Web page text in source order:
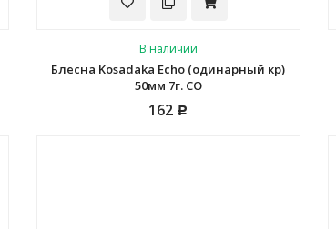
В наличии
Блесна Kosadaka Echo (одинарный кр)
50мм 7г. CO
162 Р